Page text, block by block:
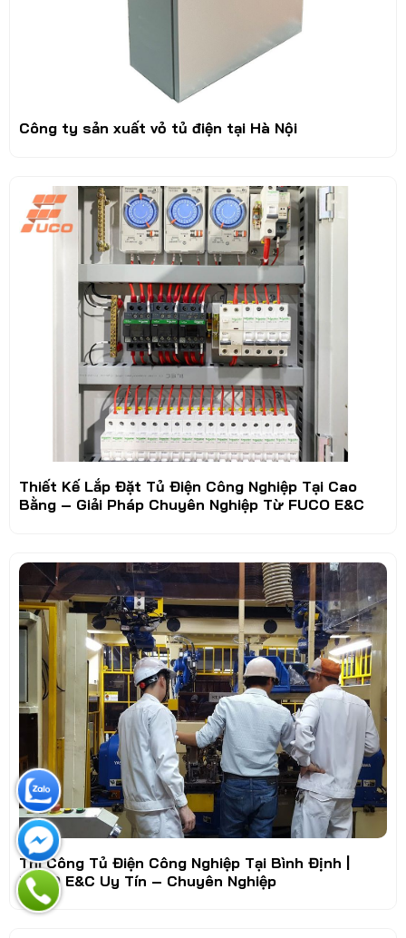
Công ty sản xuất vỏ tủ điện tại Hà Nội
Thiết Kế Lắp Đặt Tủ Điện Công Nghiệp Tại Cao
Bằng – Giải Pháp Chuyên Nghiệp Từ FUCO E&C
Thi Công Tủ Điện Công Nghiệp Tại Bình Định |
FUCO E&C Uy Tín – Chuyên Nghiệp